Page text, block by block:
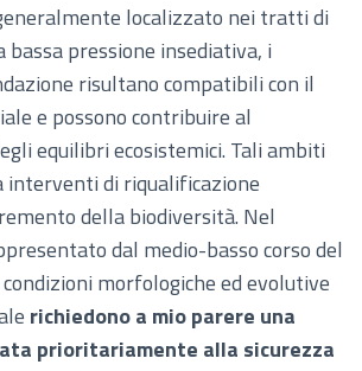
localizzato nei tratti di
bassa pressione insediativa, i
risultano compatibili con il
e possono contribuire al
equilibri ecosistemici. Tali ambiti
interventi di riqualificazione
della biodiversità. Nel
dal medio-basso corso del
morfologiche ed evolutive
richiedono a mio parere una
prioritariamente alla sicurezza